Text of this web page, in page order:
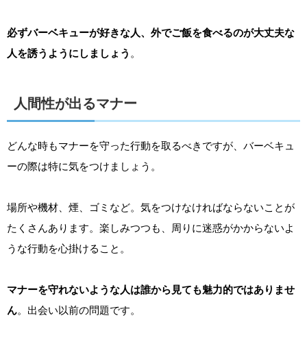
必ずバーベキューが好きな人、外でご飯を食べるのが大丈夫な
人を誘うようにしましょう 。
人間性が出るマナー
どんな時もマナーを守った行動を取るべきですが、バーベキュ
ーの際は特に気をつけましょう。
場所や機材、煙、ゴミなど。気をつけなければならないことが
たくさんあります。楽しみつつも、周りに迷惑がかからないよ
うな行動を心掛けること。
マナーを守れないような人は誰から見ても魅力的ではありませ
ん。出会い以前の問題です。